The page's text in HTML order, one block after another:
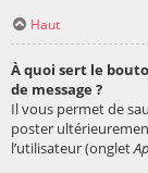
Haut
À quoi sert le
de message ?
Il vous permet de
poster
l’utilisateur (onglet